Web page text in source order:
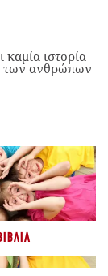
ιστορία
των ανθρώπων